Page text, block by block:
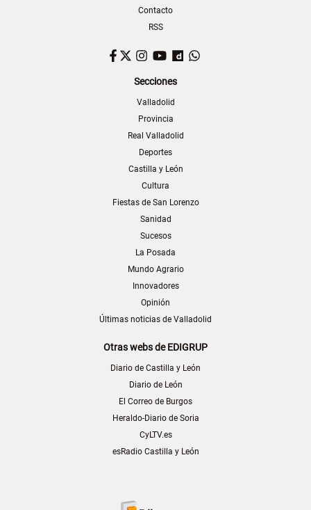
Contacto
RSS
Facebook
TwitterInstagram
YouTubeDailymotion
Secciones
Valladolid
Provincia
Real Valladolid
Deportes
Castilla y León
Cultura
Fiestas de San Lorenzo
Sanidad
Sucesos
La Posada
Mundo Agrario
Innovadores
Opinión
Últimas noticias de Valladolid
Otras webs de EDIGRUP
Diario de Castilla y León
Diario de León
El Correo de Burgos
Heraldo-Diario de Soria
CyLTV.es
esRadio Castilla y León